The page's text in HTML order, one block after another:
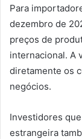
Para
dezembro de
preços de
internacional. A
diretamente os
negócios.
Investidores
estrangeira